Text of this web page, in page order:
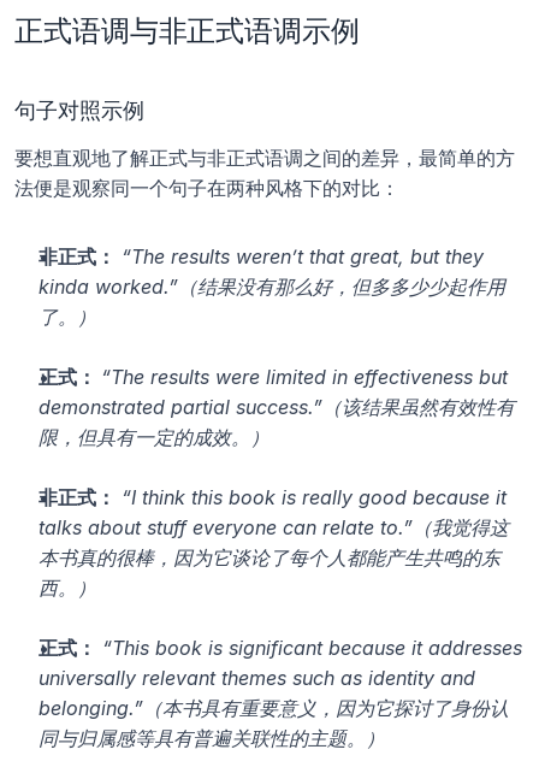
正式语调与非正式语调示例
句子对照示例
要想直观地了解正式与非正式语调之间的差异，最简单的方
法便是观察同一个句子在两种风格下的对比：
非正式：
“The results weren’t that great, but they
kinda worked.”（结果没有那么好，但多多少少起作用
了。）
正式： “The results were limited in effectiveness but
demonstrated partial success.”（该结果虽然有效性有
限，但具有一定的成效。）
非正式：
“I think this book is really good because it
talks about stuff everyone can relate to.”（我觉得这
本书真的很棒，因为它谈论了每个人都能产生共鸣的东
西。）
正式：
“This book is significant because it addresses
universally relevant themes such as identity and
belonging.”（本书具有重要意义，因为它探讨了身份认
同与归属感等具有普遍关联性的主题。）